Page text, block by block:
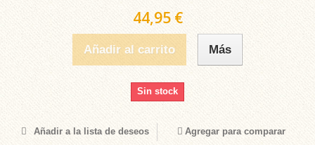
44,95 €
Añadir al carrito Más
Sin stock
Añadir a la lista de deseos Agregar para comparar